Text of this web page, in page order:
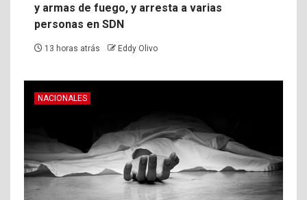
y armas de fuego, y arresta a varias
personas en SDN
13 horas atrás Eddy Olivo
NACIONALES